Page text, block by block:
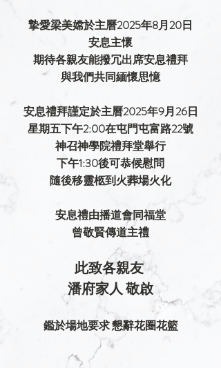
摯愛梁美嫦於主曆2025年8月20日
安息主懷
期待各親友能撥冗出席安息禮拜
與我們共同緬懷思憶
安息禮拜謹定於主曆2025年9月26日
星期五下午2:00在屯門屯富路22號
神召神學院禮拜堂舉行
下午1:30後可恭候慰問
隨後移靈柩到火葬場火化
安息禮由播道會同福堂
曾敬賢傳道主禮
此致各親友
潘府家人 敬啟
鑑於場地要求 懇辭花圈花籃